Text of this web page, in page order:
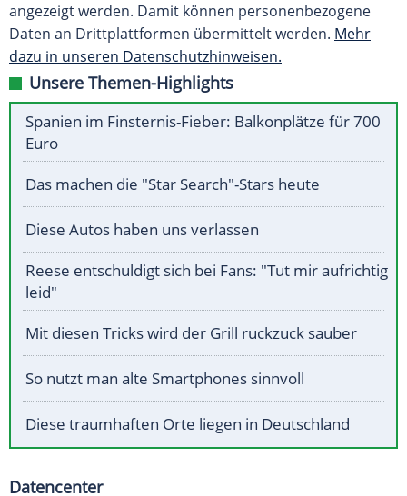
angezeigt werden. Damit können personenbezogene
Daten an Drittplattformen übermittelt werden. Mehr
dazu in unseren Datenschutzhinweisen.
Unsere Themen-Highlights
Spanien im Finsternis-Fieber: Balkonplätze für 700
Euro
Das machen die "Star Search"-Stars heute
Diese Autos haben uns verlassen
Reese entschuldigt sich bei Fans: "Tut mir aufrichtig
leid"
Mit diesen Tricks wird der Grill ruckzuck sauber
So nutzt man alte Smartphones sinnvoll
Diese traumhaften Orte liegen in Deutschland
Datencenter